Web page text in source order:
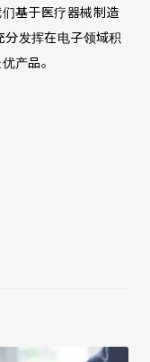
基于医疗器械制造
发挥在电子领域积
产品。